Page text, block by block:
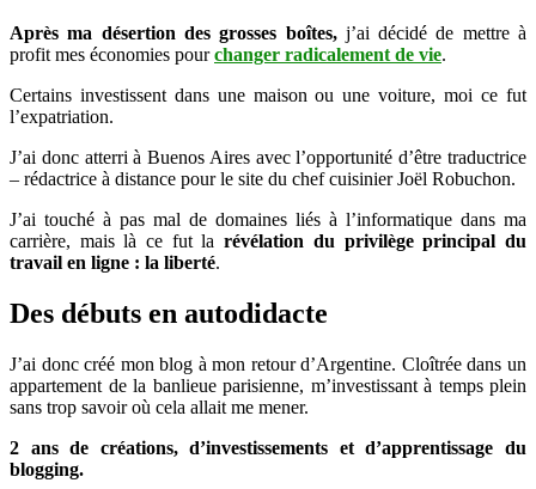
Après ma désertion des grosses boîtes, j’ai décidé de mettre à
profit mes économies pourchanger radicalement de vie.
Certains investissent dans une maison ou une voiture, moi ce fut
l’expatriation.
J’ai donc atterri à Buenos Aires avec l’opportunité d’être traductrice
– rédactrice à distance pour le site du chef cuisinier Joël Robuchon.
J’ai touché à pas mal de domaines liés à l’informatique dans ma
carrière, mais là ce fut larévélation du privilège principal du
travail en ligne : la liberté.
Des débuts en autodidacte
J’ai donc créé mon blog à mon retour d’Argentine. Cloîtrée dans un
appartement de la banlieue parisienne, m’investissant à temps plein
sans trop savoir où cela allait me mener.
2 ans de créations, d’investissements et d’apprentissage du
blogging.